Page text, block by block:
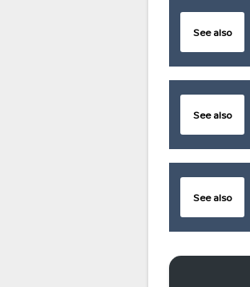
See also
See also
See also